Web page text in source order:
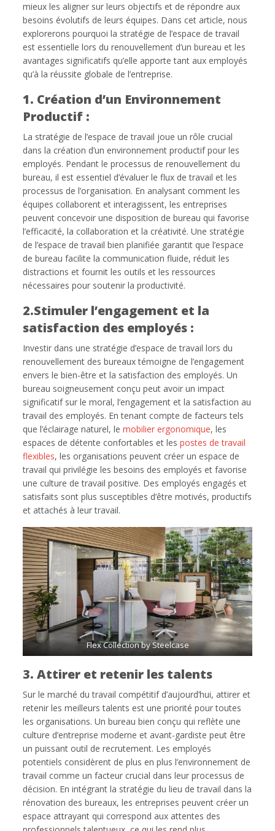
mieux les aligner sur leurs objectifs et de répondre aux
besoins évolutifs de leurs équipes. Dans cet article, nous
explorerons pourquoi la stratégie de l’espace de travail
est essentielle lors du renouvellement d’un bureau et les
avantages significatifs qu’elle apporte tant aux employés
qu’à la réussite globale de l’entreprise.
1. Création d’un Environnement
Productif :
La stratégie de l’espace de travail joue un rôle crucial
dans la création d’un environnement productif pour les
employés. Pendant le processus de renouvellement du
bureau, il est essentiel d’évaluer le flux de travail et les
processus de l’organisation. En analysant comment les
équipes collaborent et interagissent, les entreprises
peuvent concevoir une disposition de bureau qui favorise
l’efficacité, la collaboration et la créativité. Une stratégie
de l’espace de travail bien planifiée garantit que l’espace
de bureau facilite la communication fluide, réduit les
distractions et fournit les outils et les ressources
nécessaires pour soutenir la productivité.
2.Stimuler l’engagement et la
satisfaction des employés :
Investir dans une stratégie d’espace de travail lors du
renouvellement des bureaux témoigne de l’engagement
envers le bien-être et la satisfaction des employés. Un
bureau soigneusement conçu peut avoir un impact
significatif sur le moral, l’engagement et la satisfaction au
travail des employés. En tenant compte de facteurs tels
que l’éclairage naturel, lemobilier ergonomique, les
espaces de détente confortables et lespostes de travail
flexibles, les organisations peuvent créer un espace de
travail qui privilégie les besoins des employés et favorise
une culture de travail positive. Des employés engagés et
satisfaits sont plus susceptibles d’être motivés, productifs
et attachés à leur travail.
Flex Collection by Steelcase
3. Attirer et retenir les talents
Sur le marché du travail compétitif d’aujourd’hui, attirer et
retenir les meilleurs talents est une priorité pour toutes
les organisations. Un bureau bien conçu qui reflète une
culture d’entreprise moderne et avant-gardiste peut être
un puissant outil de recrutement. Les employés
potentiels considèrent de plus en plus l’environnement de
travail comme un facteur crucial dans leur processus de
décision. En intégrant la stratégie du lieu de travail dans la
rénovation des bureaux, les entreprises peuvent créer un
espace attrayant qui correspond aux attentes des